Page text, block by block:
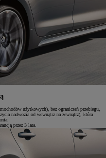
użytkowych), bez ograniczeń przebiegu,
nadwozia od wewnątrz na zewnątrz), która
przez 3 lata.